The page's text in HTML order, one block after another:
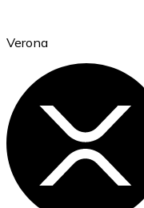
Ethereum
Verona